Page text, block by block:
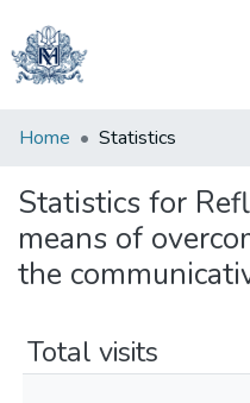
Communities
Collections
All of DSpace
Home Statistics
Statistics for
means of
the
Total visits